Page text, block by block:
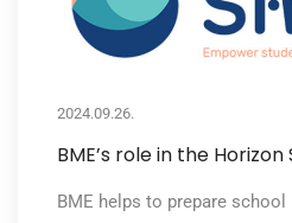
2024.09.26.
BME’s role in the Horizon
BME helps to prepare